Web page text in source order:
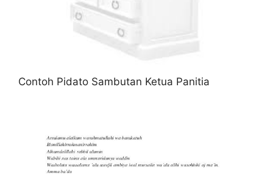
Contoh Pidato Sambutan Ketua Panitia